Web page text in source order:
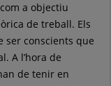
a objectiu
de treball. Els
ser conscients que
A l’hora de
de tenir en